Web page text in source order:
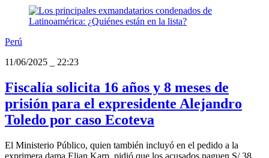
Perú
11/06/2025
22:23
Fiscalía solicita 16 años y 8 meses de
prisión para el expresidente Alejandro
Toledo por caso Ecoteva
El Ministerio Público, quien también incluyó en el pedido a la
exprimera dama Elian Karp, pidió que los acusados paguen S/ 38